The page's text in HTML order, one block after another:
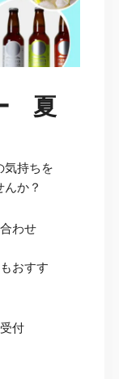
夏
気持ちを
か？
わせ
おすす
付